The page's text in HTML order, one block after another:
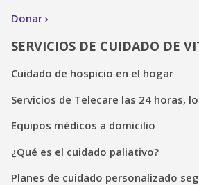
Donar
SERVICIOS DE CUIDADO DE
Cuidado de hospicio en el hogar
Servicios de Telecare las 24 horas,
Equipos médicos a domicilio
¿Qué es el cuidado paliativo?
Planes de cuidado personalizado